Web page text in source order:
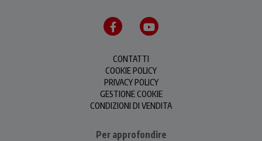
CONTATTI
COOKIE POLICY
PRIVACY POLICY
GESTIONE COOKIE
CONDIZIONI DI VENDITA
Per approfondire